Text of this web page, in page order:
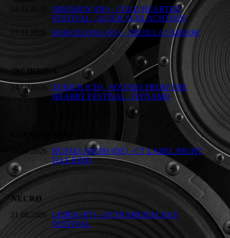
14.11.2026
DRESDEN (DE) - COLD HEARTED
FESTIVAL - ALTER SCHLACHTHOF
27.11.2026
BARCELONA (ES) - CRUILLA TARDOR
INCIRRINA
24.10.2026
ZURICH (CH) - SOUNDS FROM THE
HEARRT FESTIVAL - DYNAMO
17.10.2026 RÜSSELSHEIM (DE) - CT LABEL NIGHT,
DAS RIND
NECRØ
21.08.2026 LEIRIA (PT) - EXTRAMURALHAS
FESTIVAL